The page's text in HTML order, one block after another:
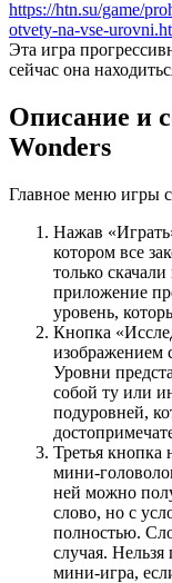
https://htn.su/game/
otvety-na-vse-
Эта игра
сейчас она
Описание и
Wonders
Главное меню игры
Нажав
котором все
только
приложение
уровень,
Кнопка
изображением
Уровни
собой ту или
подуровней,
Третья кнопка
мини-
ней можно
слово, но с
полностью.
случая. Нельзя
мини-игра,